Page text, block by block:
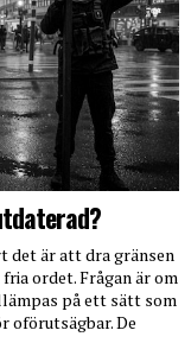
det är att dra gränsen
ordet. Frågan är om
på ett sätt som
De